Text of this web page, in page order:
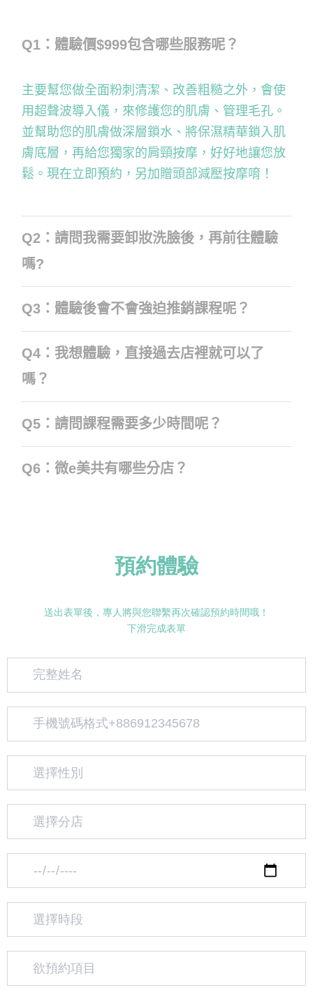
Q1：體驗價$999包含哪些服務呢？
主要幫您做全面粉刺清潔、改善粗糙之外，會使
用超聲波導入儀，來修護您的肌膚、管理毛孔。
並幫助您的肌膚做深層鎖水、將保濕精華鎖入肌
膚底層，再給您獨家的肩頸按摩，好好地讓您放
鬆。現在立即預約，另加贈頭部減壓按摩唷！
Q2：請問我需要卸妝洗臉後，再前往體驗
嗎?
Q3：體驗後會不會強迫推銷課程呢？
Q4：我想體驗，直接過去店裡就可以了
嗎？
Q5：請問課程需要多少時間呢？
Q6：微e美共有哪些分店？
預約體驗
送出表單後，專人將與您聯繫再次確認預約時間哦！
下滑完成表單